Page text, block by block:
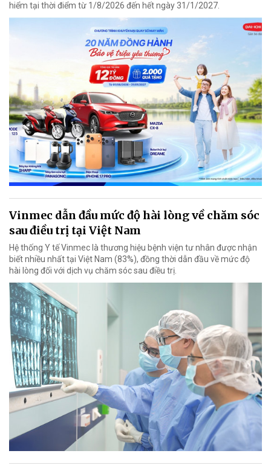
hiểm tại thời điểm từ 1/8/2026 đến hết ngày 31/1/2027.
Vinmec dẫn đầu mức độ hài lòng về chăm sóc
sau điều trị tại Việt Nam
Hệ thống Y tế Vinmec là thương hiệu bệnh viện tư nhân được nhận
biết nhiều nhất tại Việt Nam (83%), đồng thời dẫn đầu về mức độ
hài lòng đối với dịch vụ chăm sóc sau điều trị.